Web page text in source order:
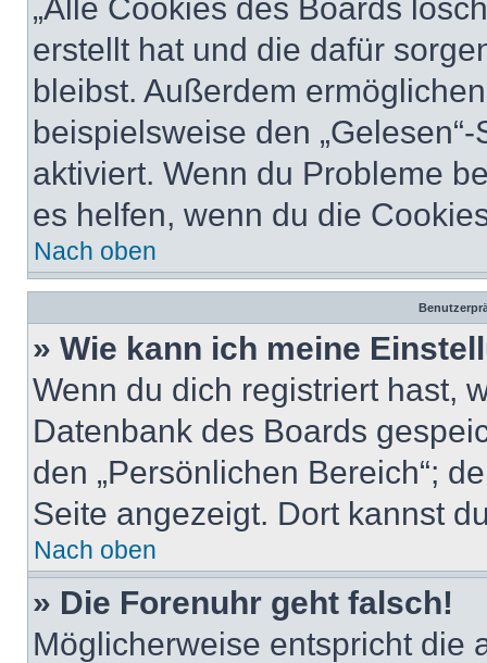
„Alle Cookies des Boards
erstellt hat und die dafür
bleibst. Außerdem
beispielsweise den
aktiviert. Wenn du Probleme
es helfen, wenn du die
Nach oben
» Wie kann ich meine
Wenn du dich registriert hast,
Datenbank des Boards
den „Persönlichen Bereich“;
Seite angezeigt. Dort kannst
Nach oben
» Die Forenuhr geht falsch!
Möglicherweise entspricht die